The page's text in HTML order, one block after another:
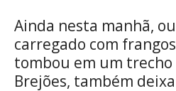
Ainda nesta manhã,
carregado com
tombou em um trecho
Brejões, também